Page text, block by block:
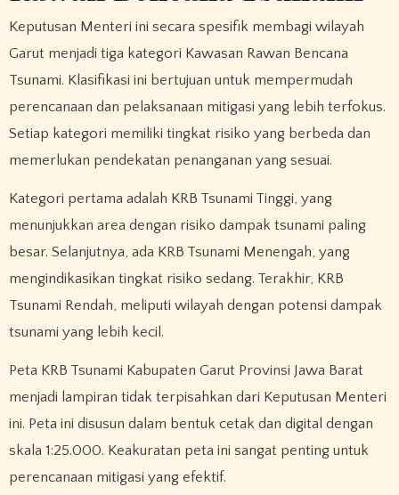
Keputusan Menteri ini secara spesifik membagi wilayah
Garut menjadi tiga kategori Kawasan Rawan Bencana
Tsunami. Klasifikasi ini bertujuan untuk mempermudah
perencanaan dan pelaksanaan mitigasi yang lebih terfokus.
Setiap kategori memiliki tingkat risiko yang berbeda dan
memerlukan pendekatan penanganan yang sesuai.
Kategori pertama adalah KRB Tsunami Tinggi, yang
menunjukkan area dengan risiko dampak tsunami paling
besar. Selanjutnya, ada KRB Tsunami Menengah, yang
mengindikasikan tingkat risiko sedang. Terakhir, KRB
Tsunami Rendah, meliputi wilayah dengan potensi dampak
tsunami yang lebih kecil.
Peta KRB Tsunami Kabupaten Garut Provinsi Jawa Barat
menjadi lampiran tidak terpisahkan dari Keputusan Menteri
ini. Peta ini disusun dalam bentuk cetak dan digital dengan
skala 1:25.000. Keakuratan peta ini sangat penting untuk
perencanaan mitigasi yang efektif.